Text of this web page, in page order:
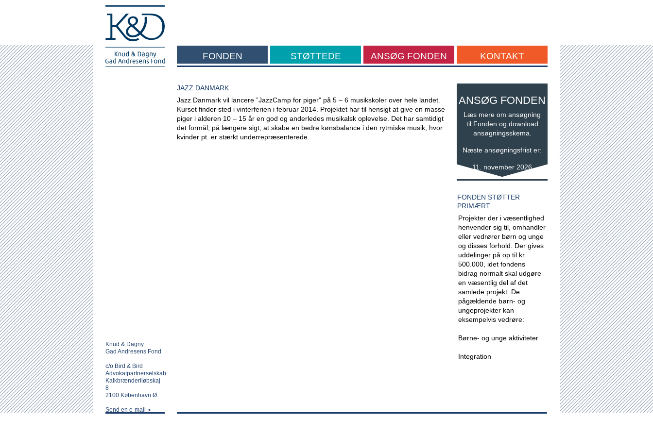
FONDEN STØTTEDE ANSØG FONDEN KONTAKT
JAZZ DANMARK
Jazz Danmark vil lancere ”JazzCamp for piger” på 5 – 6 musikskoler over hele landet.
Kurset finder sted i vinterferien i februar 2014. Projektet har til hensigt at give en masse
piger i alderen 10 – 15 år en god og anderledes musikalsk oplevelse. Det har samtidigt
det formål, på længere sigt, at skabe en bedre kønsbalance i den rytmiske musik, hvor
kvinder pt. er stærkt underrepræsenterede.
ANSØG FONDEN
Læs mere om ansøgning
til Fonden og download
ansøgningsskema.
Næste ansøgningsfrist er:
11. november 2026
FONDEN STØTTER
PRIMÆRT
Projekter der i væsentlighed
henvender sig til, omhandler
eller vedrører børn og unge
og disses forhold. Der gives
uddelinger på op til kr.
500.000, idet fondens
bidrag normalt skal udgøre
en væsentlig del af det
samlede projekt. De
pågældende børn- og
ungeprojekter kan
eksempelvis vedrøre:
Børne- og unge aktiviteter
Integration
Knud & Dagny
Gad Andresens Fond
c/o Bird & Bird
Advokatpartnerselskab
Kalkbrænderiløbskaj
8
2100 København Ø.
Send en e-mail